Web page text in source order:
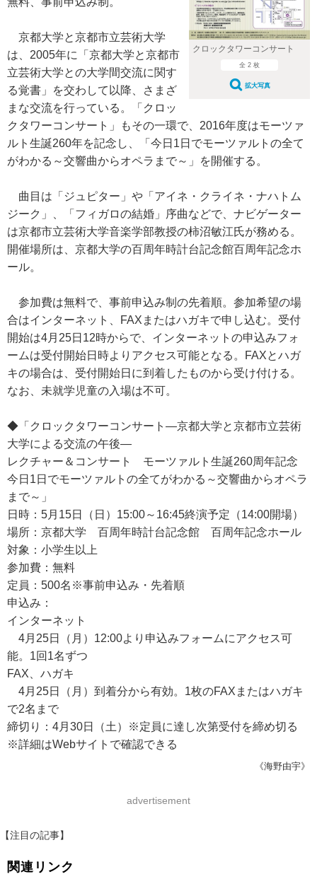
クロックタワーコンサート
全 2 枚
拡大写真
京都大学と京都市立芸術大学
は、2005年に「京都大学と京都市
立芸術大学との大学間交流に関す
る覚書」を交わして以降、さまざ
まな交流を行っている。「クロッ
クタワーコンサート」もその一環で、2016年度はモーツァ
ルト生誕260年を記念し、「今日1日でモーツァルトの全て
がわかる～交響曲からオペラまで～」を開催する。
曲目は「ジュピター」や「アイネ・クライネ・ナハトム
ジーク」、「フィガロの結婚」序曲などで、ナビゲーター
は京都市立芸術大学音楽学部教授の柿沼敏江氏が務める。
開催場所は、京都大学の百周年時計台記念館百周年記念ホ
ール。
参加費は無料で、事前申込み制の先着順。参加希望の場
合はインターネット、FAXまたはハガキで申し込む。受付
開始は4月25日12時からで、インターネットの申込みフォ
ームは受付開始日時よりアクセス可能となる。FAXとハガ
キの場合は、受付開始日に到着したものから受け付ける。
なお、未就学児童の入場は不可。
◆「クロックタワーコンサート―京都大学と京都市立芸術
大学による交流の午後―
レクチャー＆コンサート モーツァルト生誕260周年記念
今日1日でモーツァルトの全てがわかる～交響曲からオペラ
まで～」
日時：5月15日（日）15:00～16:45終演予定（14:00開場）
場所：京都大学 百周年時計台記念館 百周年記念ホール
対象：小学生以上
参加費：無料
定員：500名※事前申込み・先着順
申込み：
インターネット
4月25日（月）12:00より申込みフォームにアクセス可
能。1回1名ずつ
FAX、ハガキ
4月25日（月）到着分から有効。1枚のFAXまたはハガキ
で2名まで
締切り：4月30日（土）※定員に達し次第受付を締め切る
※詳細はWebサイトで確認できる
《海野由宇》
advertisement
【注目の記事】
関連リンク